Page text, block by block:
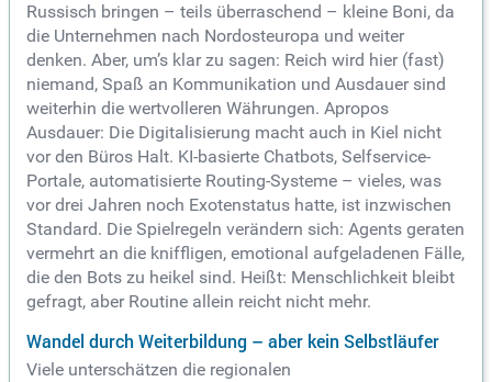
Russisch bringen – teils überraschend – kleine Boni, da
die Unternehmen nach Nordosteuropa und weiter
denken. Aber, um’s klar zu sagen: Reich wird hier (fast)
niemand, Spaß an Kommunikation und Ausdauer sind
weiterhin die wertvolleren Währungen. Apropos
Ausdauer: Die Digitalisierung macht auch in Kiel nicht
vor den Büros Halt. KI-basierte Chatbots, Selfservice-
Portale, automatisierte Routing-Systeme – vieles, was
vor drei Jahren noch Exotenstatus hatte, ist inzwischen
Standard. Die Spielregeln verändern sich: Agents geraten
vermehrt an die kniffligen, emotional aufgeladenen Fälle,
die den Bots zu heikel sind. Heißt: Menschlichkeit bleibt
gefragt, aber Routine allein reicht nicht mehr.
Wandel durch Weiterbildung – aber kein Selbstläufer
Viele unterschätzen die regionalen